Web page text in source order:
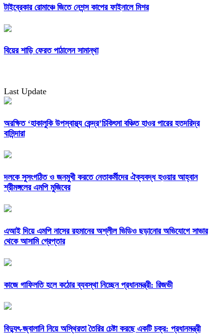
টাইব্রেকার রোমাঞ্চে জিতে নেশন্স কাপের ফাইনালে মিশর
বিয়ের শাড়ি ফেরত পাঠালেন সামান্থা
Last Update
অরক্ষিত ‘হাকালুকি উপস্বাস্থ্য কেন্দ্র’চিকিৎসা বঞ্চিত হাওর পারের হতদরিদ্র
বাসিন্দারা
দলকে সুসংগঠিত ও জনমুখী করতে নেতাকর্মীদের ঐক্যবদ্ধ হওয়ার আহ্বান
শ্রীমঙ্গলের এমপি মুজিবের
এআই দিয়ে এমপি নাসের রহমানের অশ্লীল ভিডিও ছড়ানোর অভিযোগে সাভার
থেকে আসামি গ্রেপ্তার
কাজে গাফিলতি হলে কঠোর ব্যবস্থা নিচ্ছেন প্রধানমন্ত্রী: রিজভী
বিদ্যুৎ-জ্বালানি নিয়ে অস্থিরতা তৈরির চেষ্টা করছে একটি চক্র: প্রধানমন্ত্রী